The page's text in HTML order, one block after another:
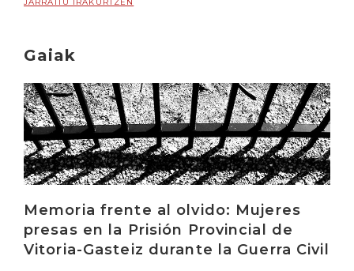
Gaiak
Memoria frente al olvido: Mujeres
presas en la Prisión Provincial de
Vitoria-Gasteiz durante la Guerra Civil